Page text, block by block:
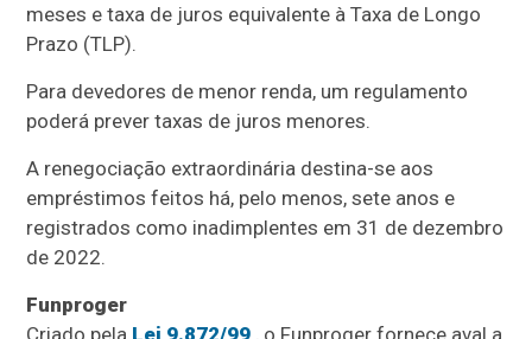
meses e taxa de juros equivalente à Taxa de Longo
Prazo (TLP).
Para devedores de menor renda, um regulamento
poderá prever taxas de juros menores.
A renegociação extraordinária destina-se aos
empréstimos feitos há, pelo menos, sete anos e
registrados como inadimplentes em 31 de dezembro
de 2022.
Funproger
Criado pela Lei 9.872/99 , o Funproger fornece aval a